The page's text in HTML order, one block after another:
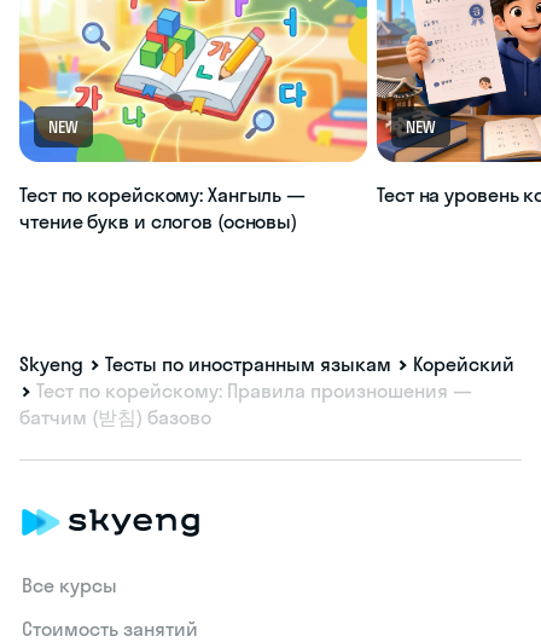
NEW
Тест по корейскому: Хангыль —
чтение букв и слогов (основы)
NEW
Тест на уровень
Skyeng Тесты по иностранным языкам
Корейский
Тест по корейскому: Правила произношения —
батчим (받침) базово
Все курсы
Стоимость занятий